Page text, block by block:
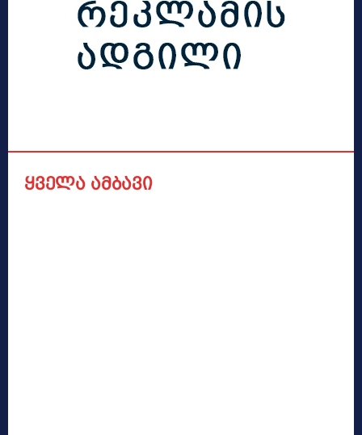
ყველა ამბავი